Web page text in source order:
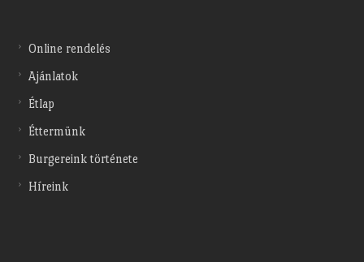
Online rendelés
Ajánlatok
Étlap
Éttermünk
Burgereink története
Híreink